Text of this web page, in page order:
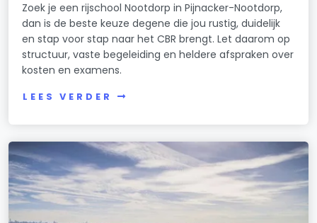
Zoek je een rijschool Nootdorp in Pijnacker-Nootdorp,
dan is de beste keuze degene die jou rustig, duidelijk
en stap voor stap naar het CBR brengt. Let daarom op
structuur, vaste begeleiding en heldere afspraken over
kosten en examens.
LEES VERDER